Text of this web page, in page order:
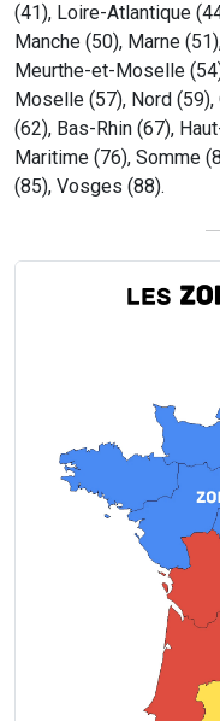
(41), Loire-Atlantique
Manche (50), Marne
Meurthe-et-Moselle
Moselle (57), Nord
(62), Bas-Rhin (67),
Maritime (76), Somme
(85), Vosges (88).